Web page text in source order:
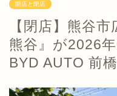
開店と閉店
【閉店】熊谷
熊谷』が2026
BYD AUTO 前